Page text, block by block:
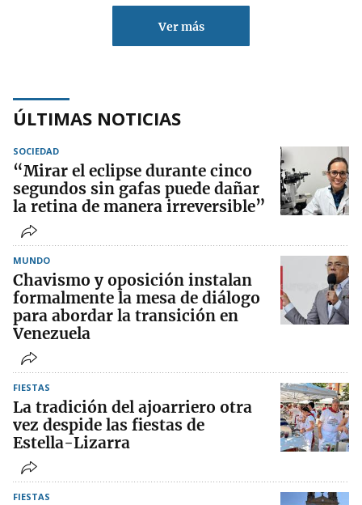
Ver más
ÚLTIMAS NOTICIAS
SOCIEDAD
“Mirar el eclipse durante cinco
segundos sin gafas puede dañar
la retina de manera irreversible”
MUNDO
Chavismo y oposición instalan
formalmente la mesa de diálogo
para abordar la transición en
Venezuela
FIESTAS
La tradición del ajoarriero otra
vez despide las fiestas de
Estella-Lizarra
FIESTAS